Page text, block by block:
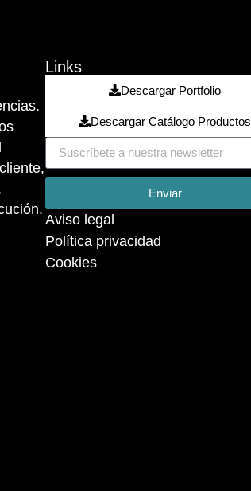
Links
Descargar Portfolio
Descargar Catálogo Productos
Enviar
Aviso legal
Política privacidad
Cookies